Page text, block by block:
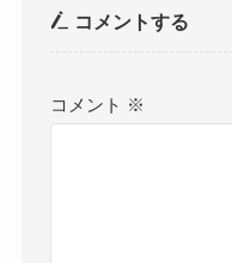
コメントする
コメント ※